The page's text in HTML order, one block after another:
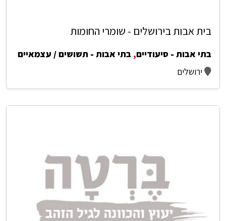
בית אבות בירושלים - שומרי החומות
בתי אבות - סיעודיים, בתי אבות - תשושים / עצמאיים
ירושלים